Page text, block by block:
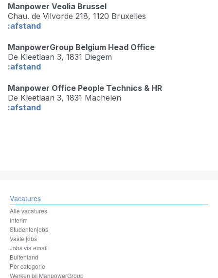
Manpower Veolia Brussel
Chau. de Vilvorde 218, 1120 Bruxelles
:afstand
ManpowerGroup Belgium Head Office
De Kleetlaan 3, 1831 Diegem
:afstand
Manpower Office People Technics & HR
De Kleetlaan 3, 1831 Machelen
:afstand
Vacatures
Alle vacatures
Interim
Studentenjobs
Vaste jobs
Jobs via email
Buitenland
Per categorie
Werken bij ManpowerGroup